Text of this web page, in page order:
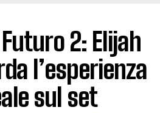
2: Elijah
l’esperienza
sul set